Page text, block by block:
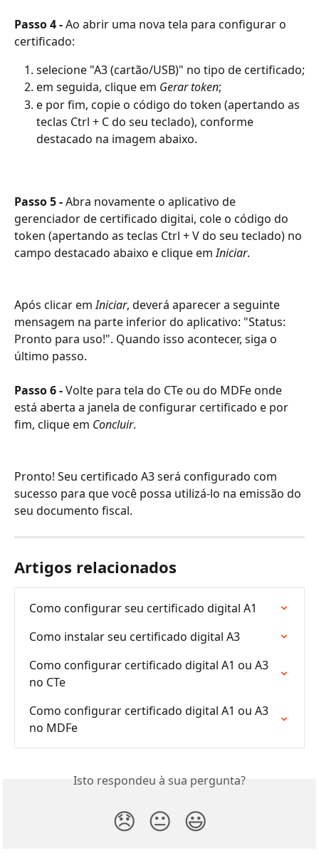
Passo 4 - Ao abrir uma nova tela para configurar o
certificado:
selecione "A3 (cartão/USB)" no tipo de certificado;
em seguida, clique em Gerar token;
e por fim, copie o código do token (apertando as
teclas Ctrl + C do seu teclado), conforme
destacado na imagem abaixo.
Passo 5 - Abra novamente o aplicativo de
gerenciador de certificado digitai, cole o código do
token (apertando as teclas Ctrl + V do seu teclado) no
campo destacado abaixo e clique em Iniciar.
Após clicar em Iniciar, deverá aparecer a seguinte
mensagem na parte inferior do aplicativo: "Status:
Pronto para uso!". Quando isso acontecer, siga o
último passo.
Passo 6 - Volte para tela do CTe ou do MDFe onde
está aberta a janela de configurar certificado e por
fim, clique em Concluir.
Pronto! Seu certificado A3 será configurado com
sucesso para que você possa utilizá-lo na emissão do
seu documento fiscal.
Artigos relacionados
Como configurar seu certificado digital A1
Como instalar seu certificado digital A3
Como configurar certificado digital A1 ou A3
no CTe
Como configurar certificado digital A1 ou A3
no MDFe
Isto respondeu à sua pergunta?
😞 😐 😃